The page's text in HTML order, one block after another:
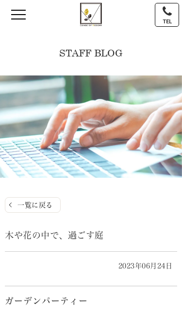
TEL
STAFF BLOG
一覧に戻る
木や花の中で、過ごす庭
2023年06月24日
ガーデンパーティー